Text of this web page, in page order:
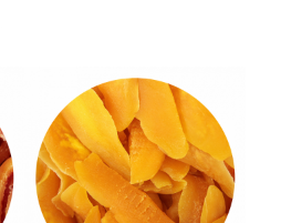
tuotteella
useampi
muunnelma.
Voit